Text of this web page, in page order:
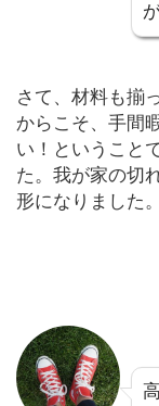
さて、材料も揃
からこそ、手間
い！ということ
た。我が家の切
形になりました。